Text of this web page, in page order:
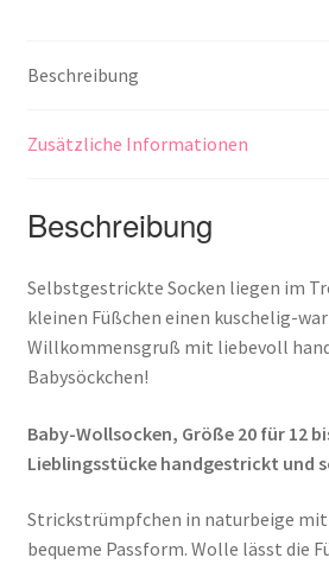
Beschreibung
Zusätzliche Informationen
Beschreibung
Selbstgestrickte Socken liegen im
kleinen Füßchen einen kuschelig-
Willkommensgruß mit liebevoll
Babysöckchen!
Baby-Wollsocken, Größe 20 für 12
Lieblingsstücke handgestrickt und
Strickstrümpfchen in naturbeige mit
bequeme Passform. Wolle lässt die